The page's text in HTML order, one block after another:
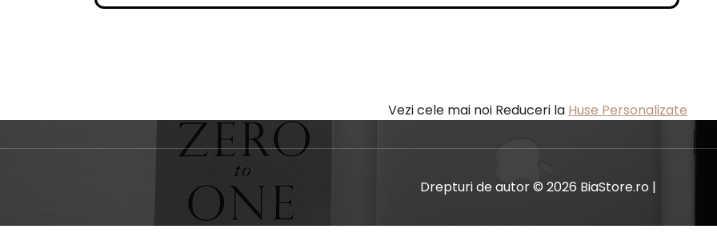
Vezi cele mai noi Reduceri la Huse Personalizate
Drepturi de autor © 2026 BiaStore.ro |